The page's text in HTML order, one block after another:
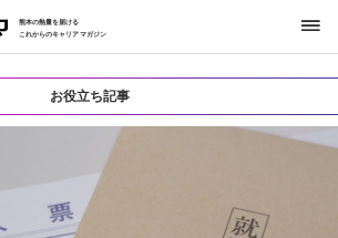
熊本の熱量を届ける
これからのキャリアマガジン
お役立ち記事